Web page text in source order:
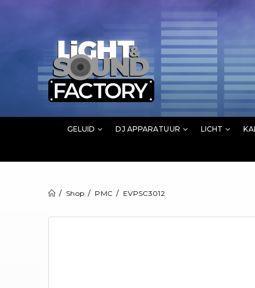
GELUID DJ APPARATUUR LICHT
Shop PMC EVPSC3012